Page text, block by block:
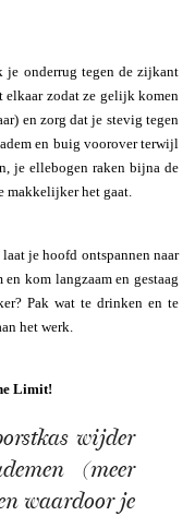
je onderrug tegen de zijkant
elkaar zodat ze gelijk komen
en zorg dat je stevig tegen
en buig voorover terwijl
je ellebogen raken bijna de
makkelijker het gaat.
je hoofd ontspannen naar
en kom langzaam en gestaag
Pak wat te drinken en te
het werk.
Limit!
wijder
(meer
waardoor je